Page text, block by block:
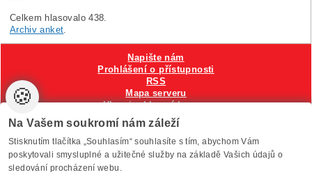
Celkem hlasovalo 438.
Archiv anket.
VytvořiloAnawe , provozuje Anawe a Špína
Napište nám
Prohlášení o přístupnosti
RSS
Mapa serveru
Hlavni reklamní banner
Nastavení cookies
🍪
Na Vašem soukromí nám záleží
Stisknutím tlačítka „Souhlasím“ souhlasíte s tím, abychom Vám
poskytovali smysluplné a užitečné služby na základě Vašich údajů o
sledování procházení webu.